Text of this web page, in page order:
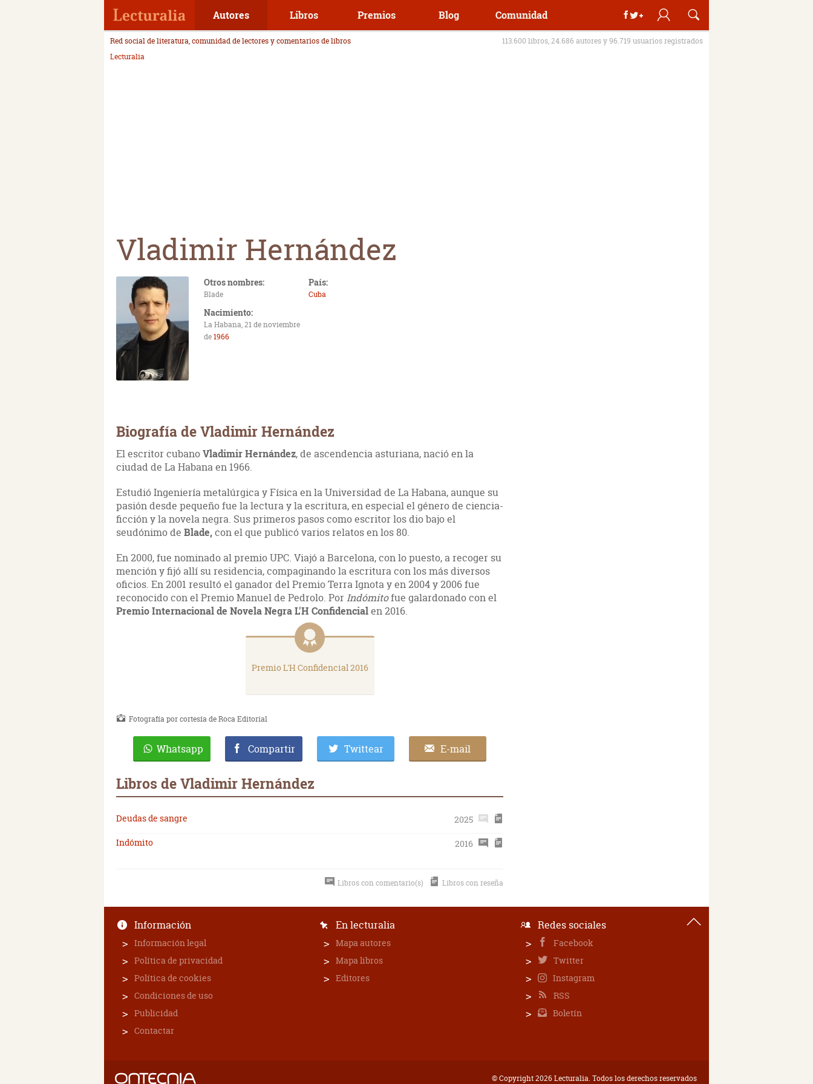
Autores Libros Premios Blog Comunidad
Red social de literatura, comunidad de lectores y comentarios de libros
113.600 libros, 24.686 autores y 96.719 usuarios registrados
Lecturalia
Vladimir Hernández
Otros nombres:
Blade
País:
Cuba
Nacimiento:
La Habana, 21 de noviembre
de1966
Biografía de Vladimir Hernández
El escritor cubanoVladimir Hernández, de ascendencia asturiana, nació en la
ciudad de La Habana en 1966.
Estudió Ingeniería metalúrgica y Física en la Universidad de La Habana, aunque su
pasión desde pequeño fue la lectura y la escritura, en especial el género de ciencia-
ficción y la novela negra. Sus primeros pasos como escritor los dio bajo el
seudónimo de Blade, con el que publicó varios relatos en los 80.
En 2000, fue nominado al premio UPC. Viajó a Barcelona, con lo puesto, a recoger su
mención y fijó allí su residencia, compaginando la escritura con los más diversos
oficios. En 2001 resultó el ganador del Premio Terra Ignota y en 2004 y 2006 fue
reconocido con el Premio Manuel de Pedrolo. Por Indómitofue galardonado con el
Premio Internacional de Novela Negra L'H Confidencialen 2016.
Premio L'H Confidencial 2016
Fotografía por cortesía de Roca Editorial
Whatsapp Compartir Twittear E-mail
Libros de Vladimir Hernández
Deudas de sangre
2025
Indómito
2016
Libros con comentario(s) Libros con reseña
Información
Información legal
Política de privacidad
Política de cookies
Condiciones de uso
Publicidad
Contactar
En lecturalia
Mapa autores
Mapa libros
Editores
Redes sociales
Facebook
Twitter
Instagram
RSS
Boletín
© Copyright 2026 Lecturalia. Todos los derechos reservados